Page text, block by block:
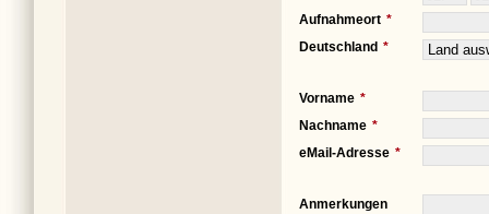
Aufnahmeort
Deutschland
Vorname
Nachname
eMail-Adresse
Anmerkungen